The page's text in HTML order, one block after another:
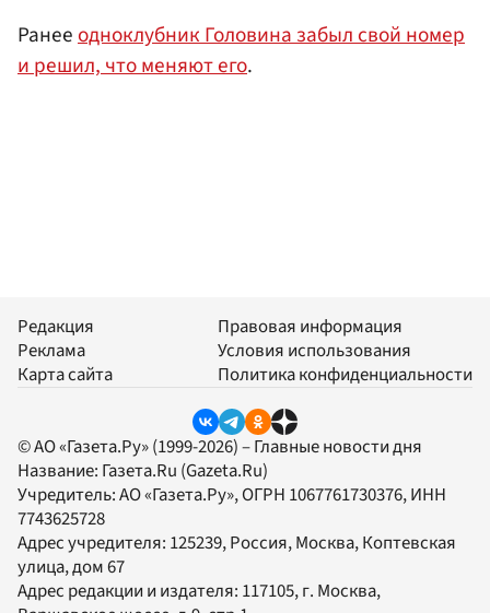
Ранееодноклубник Головина забыл свой номер
и решил, что меняют его.
Редакция
Реклама
Карта сайта
Правовая информация
Условия использования
Политика конфиденциальности
© АО «Газета.Ру» (1999-2026) – Главные новости дня
Название: Газета.Ru (Gazeta.Ru)
Учредитель:АО «Газета.Ру», ОГРН 1067761730376, ИНН
7743625728
Адрес учредителя: 125239, Россия, Москва, Коптевская
улица, дом 67
Адрес редакции и издателя: 117105, г. Москва,